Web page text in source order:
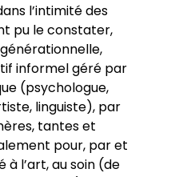
l’intimité des
pu le constater,
informel géré par
(psychologue,
linguiste), par
tantes et
pour, par et
à l’art, au soin (de